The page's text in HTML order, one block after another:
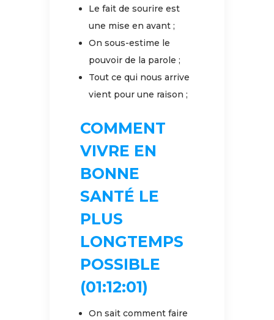
Le fait de sourire est
une mise en avant ;
On sous-estime le
pouvoir de la parole ;
Tout ce qui nous arrive
vient pour une raison ;
COMMENT
VIVRE EN
BONNE
SANTÉ LE
PLUS
LONGTEMPS
POSSIBLE
(01:12:01)
On sait comment faire